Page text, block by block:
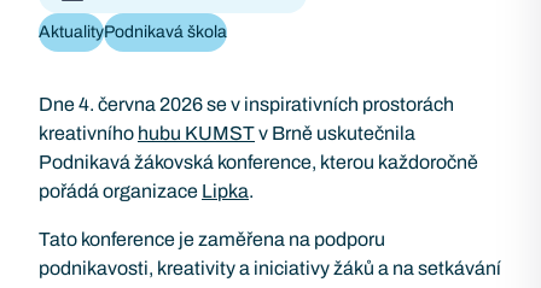
AktualityPodnikavá škola
Dne 4. června 2026 se v inspirativních prostorách
kreativního hubu KUMSTv Brně uskutečnila
Podnikavá žákovská konference, kterou každoročně
pořádá organizace Lipka.
Tato konference je zaměřena na podporu
podnikavosti, kreativity a iniciativy žáků a na setkávání